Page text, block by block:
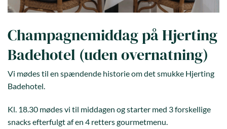
Champagnemiddag på Hjerting
Badehotel (uden overnatning)
Vi mødes til en spændende historie om det smukke Hjerting
Badehotel.
Kl. 18.30 mødes vi til middagen og starter med 3 forskellige
snacks efterfulgt af en 4 retters gourmetmenu.